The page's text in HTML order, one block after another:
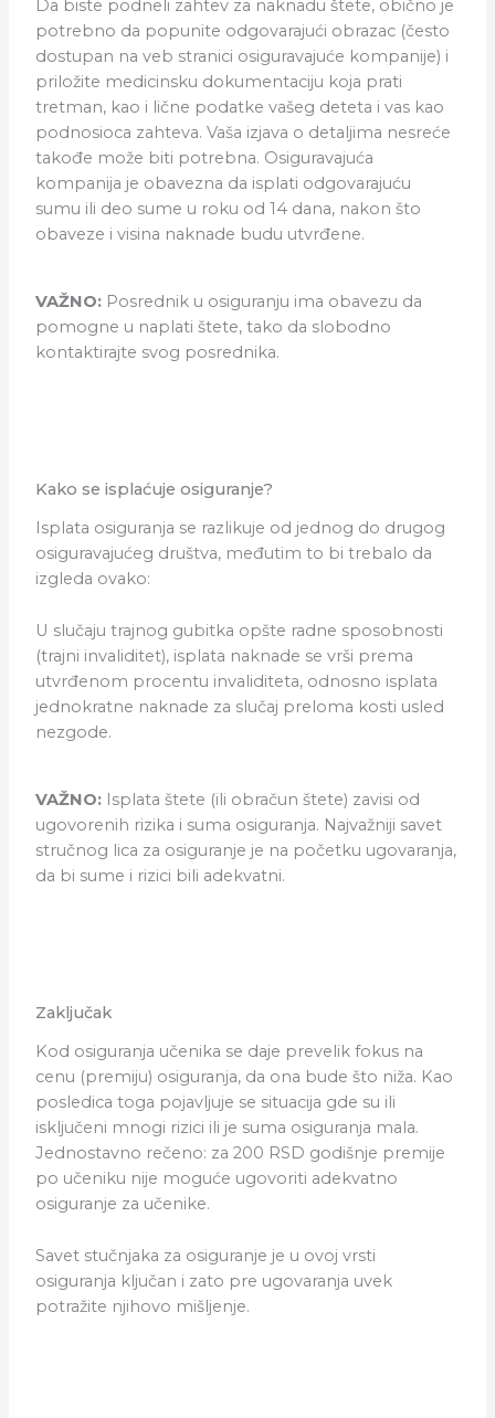
Da biste podneli zahtev za naknadu štete, obično je
potrebno da popunite odgovarajući obrazac (često
dostupan na veb stranici osiguravajuće kompanije) i
priložite medicinsku dokumentaciju koja prati
tretman, kao i lične podatke vašeg deteta i vas kao
podnosioca zahteva. Vaša izjava o detaljima nesreće
takođe može biti potrebna. Osiguravajuća
kompanija je obavezna da isplati odgovarajuću
sumu ili deo sume u roku od 14 dana, nakon što
obaveze i visina naknade budu utvrđene.
VAŽNO: Posrednik u osiguranju ima obavezu da
pomogne u naplati štete, tako da slobodno
kontaktirajte svog posrednika.
Kako se isplaćuje osiguranje?
Isplata osiguranja se razlikuje od jednog do drugog
osiguravajućeg društva, međutim to bi trebalo da
izgleda ovako:
U slučaju trajnog gubitka opšte radne sposobnosti
(trajni invaliditet), isplata naknade se vrši prema
utvrđenom procentu invaliditeta, odnosno isplata
jednokratne naknade za slučaj preloma kosti usled
nezgode.
VAŽNO: Isplata štete (ili obračun štete) zavisi od
ugovorenih rizika i suma osiguranja. Najvažniji savet
stručnog lica za osiguranje je na početku ugovaranja,
da bi sume i rizici bili adekvatni.
Zaključak
Kod osiguranja učenika se daje prevelik fokus na
cenu (premiju) osiguranja, da ona bude što niža. Kao
posledica toga pojavljuje se situacija gde su ili
isključeni mnogi rizici ili je suma osiguranja mala.
Jednostavno rečeno: za 200 RSD godišnje premije
po učeniku nije moguće ugovoriti adekvatno
osiguranje za učenike.
Savet stučnjaka za osiguranje je u ovoj vrsti
osiguranja ključan i zato pre ugovaranja uvek
potražite njihovo mišljenje.